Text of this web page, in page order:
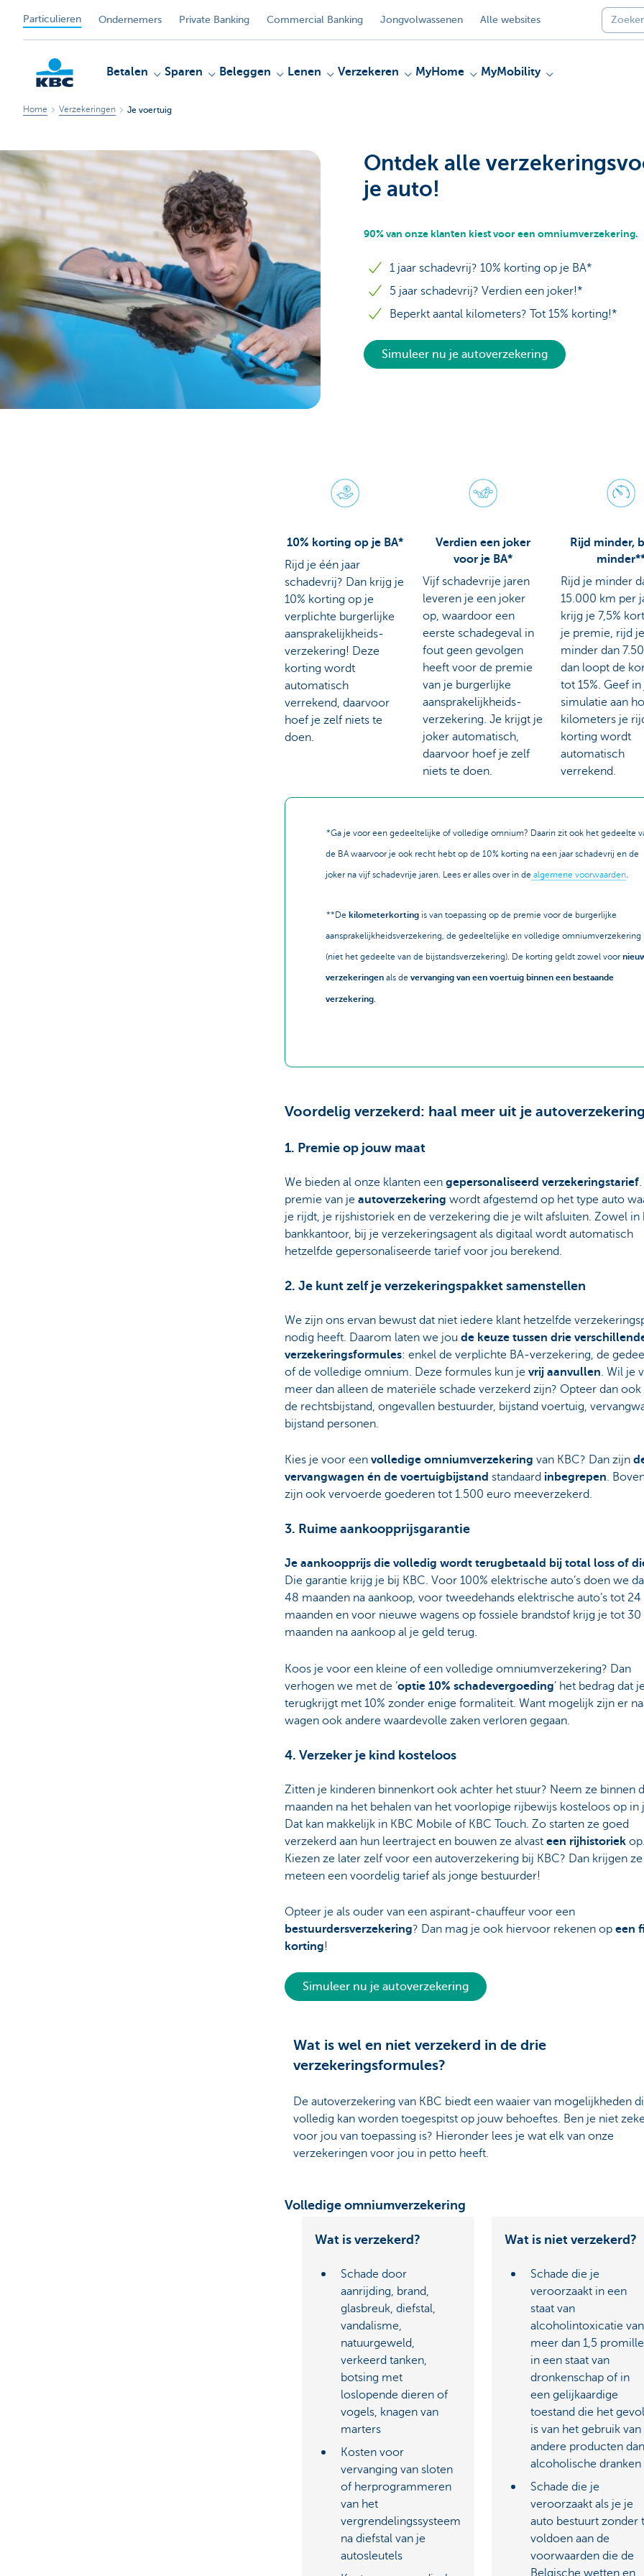
Particulieren Ondernemers Private Banking Commercial Banking Jongvolwassenen Alle websites
KBC
Particulieren
Betalen Sparen Beleggen Lenen Verzekeren MyHome MyMobility
Home Verzekeringen Je voertuig
Ontdek alle
je auto!
90% van onze klanten kiest voor een omniumverzekering.
1 jaar schadevrij? 10% korting op je BA*
5 jaar schadevrij? Verdien een joker!*
Beperkt aantal kilometers? Tot 15% korting!*
Simuleer nu je autoverzekering
10% korting op je BA*
Rijd je één jaar
schadevrij? Dan krijg je
10% korting op je
verplichte burgerlijke
aansprakelijkheids-
verzekering! Deze
korting wordt
automatisch
verrekend, daarvoor
hoef je zelf niets te
doen.
Verdien een joker
voor je BA*
Vijf schadevrije jaren
leveren je een joker
op, waardoor een
eerste schadegeval in
fout geen gevolgen
heeft voor de premie
van je burgerlijke
aansprakelijkheids-
verzekering. Je krijgt je
joker automatisch,
daarvoor hoef je zelf
niets te doen.
Rijd minder,
Rijd je minder
15.000 km per
krijg je 7,5%
je premie, rijd je
minder dan
dan loopt de
tot 15%. Geef in
simulatie aan
kilometers je
korting wordt
automatisch
verrekend.
*Ga je voor een gedeeltelijke of volledige omnium? Daarin zit ook het gedeelte
de BA waarvoor je ook recht hebt op de 10% korting na een jaar schadevrij en de
joker na vijf schadevrije jaren. Lees er alles over in de algemene voorwaarden.
**De kilometerkortingis van toepassing op de premie voor de burgerlijke
aansprakelijkheidsverzekering, de gedeeltelijke en volledige omniumverzekering
(niet het gedeelte van de bijstandsverzekering). De korting geldt zowel voor
verzekeringenals de vervanging van een voertuig binnen een bestaande
verzekering.
Voordelig verzekerd: haal meer uit je
1. Premie op jouw maat
We bieden al onze klanten een gepersonaliseerd verzekeringstarief.
premie van je autoverzekering wordt afgestemd op het type auto
je rijdt, je rijshistoriek en de verzekering die je wilt afsluiten. Zowel in
bankkantoor, bij je verzekeringsagent als digitaal wordt automatisch
hetzelfde gepersonaliseerde tarief voor jou berekend.
2. Je kunt zelf je verzekeringspakket samenstellen
We zijn ons ervan bewust dat niet iedere klant hetzelfde
nodig heeft. Daarom laten we jou de keuze tussen drie
verzekeringsformules: enkel de verplichte BA-verzekering, de
of de volledige omnium. Deze formules kun je vrij aanvullen. Wil je
meer dan alleen de materiële schade verzekerd zijn? Opteer dan
de rechtsbijstand, ongevallen bestuurder, bijstand voertuig,
bijstand personen.
Kies je voor eenvolledige omniumverzekering van KBC? Dan zijn
vervangwagen én de voertuigbijstand standaard inbegrepen.
zijn ook vervoerde goederen tot 1.500 euro meeverzekerd.
3. Ruime aankoopprijsgarantie
Je aankoopprijs die volledig wordt terugbetaald bij total loss of
Die garantie krijg je bij KBC. Voor 100% elektrische auto’s doen we
48 maanden na aankoop, voor tweedehands elektrische auto’s tot 24
maanden en voor nieuwe wagens op fossiele brandstof krijg je tot 30
maanden na aankoop al je geld terug.
Koos je voor een kleine of een volledige omniumverzekering? Dan
verhogen we met de ‘optie 10% schadevergoeding’ het bedrag dat je
terugkrijgt met 10% zonder enige formaliteit. Want mogelijk zijn er
wagen ook andere waardevolle zaken verloren gegaan.
4. Verzeker je kind kosteloos
Zitten je kinderen binnenkort ook achter het stuur? Neem ze binnen
maanden na het behalen van het voorlopige rijbewijs kosteloos op in
Dat kan makkelijk in KBC Mobile of KBC Touch. Zo starten ze goed
verzekerd aan hun leertraject en bouwen ze alvast een rijhistoriekop.
Kiezen ze later zelf voor een autoverzekering bij KBC? Dan krijgen ze
meteen een voordelig tarief als jonge bestuurder!
Opteer je als ouder van een aspirant-chauffeur voor een
bestuurdersverzekering? Dan mag je ook hiervoor rekenen op een
korting!
Simuleer nu je autoverzekering
Wat is wel en niet verzekerd in de drie
verzekeringsformules?
De autoverzekering van KBC biedt een waaier van mogelijkheden
volledig kan worden toegespitst op jouw behoeftes. Ben je niet
voor jou van toepassing is? Hieronder lees je wat elk van onze
verzekeringen voor jou in petto heeft.
Volledige omniumverzekering
Wat is verzekerd?
Schade door
aanrijding, brand,
glasbreuk, diefstal,
vandalisme,
natuurgeweld,
verkeerd tanken,
botsing met
loslopende dieren of
vogels, knagen van
marters
Kosten voor
vervanging van sloten
of herprogrammeren
van het
vergrendelingssysteem
na diefstal van je
autosleutels
Wat is niet verzekerd?
Schade die je
veroorzaakt in een
staat van
alcoholintoxicatie van
meer dan 1,5
in een staat van
dronkenschap of in
een gelijkaardige
toestand die het
is van het gebruik van
andere producten dan
alcoholische dranken
Schade die je
veroorzaakt als je je
auto bestuurt zonder
voldoen aan de
voorwaarden die de
Belgische wetten en